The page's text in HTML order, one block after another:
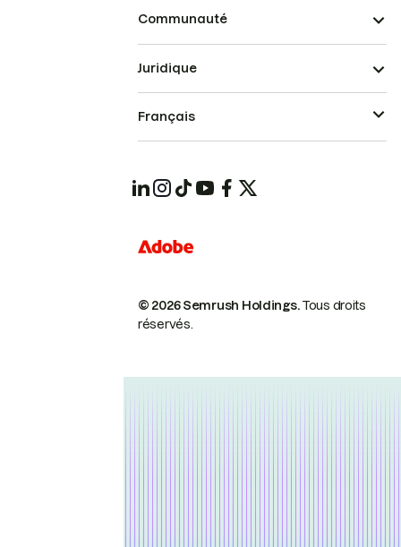
Communauté
© 2026 Semrush Holdings.Tous droits
réservés.
Juridique
Français